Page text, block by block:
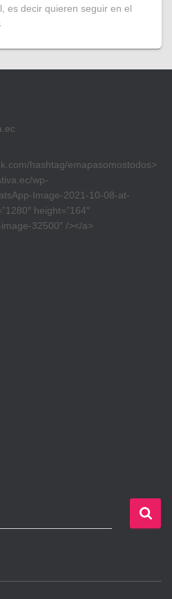
es decir quieren seguir en el
hashtag/emapasomostodos>
wp-
Image-2021-10-08-at-
height=”164″
32500″ /></a>